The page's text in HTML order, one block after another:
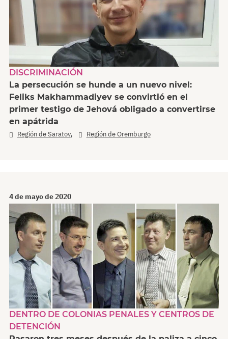
DISCRIMINACIÓN
La persecución se hunde a un nuevo nivel:
Feliks Makhammadiyev se convirtió en el
primer testigo de Jehová obligado a convertirse
en apátrida
Región de Saratov, Región de Oremburgo
4 de mayo de 2020
DENTRO DE COLONIAS PENALES Y CENTROS DE
DETENCIÓN